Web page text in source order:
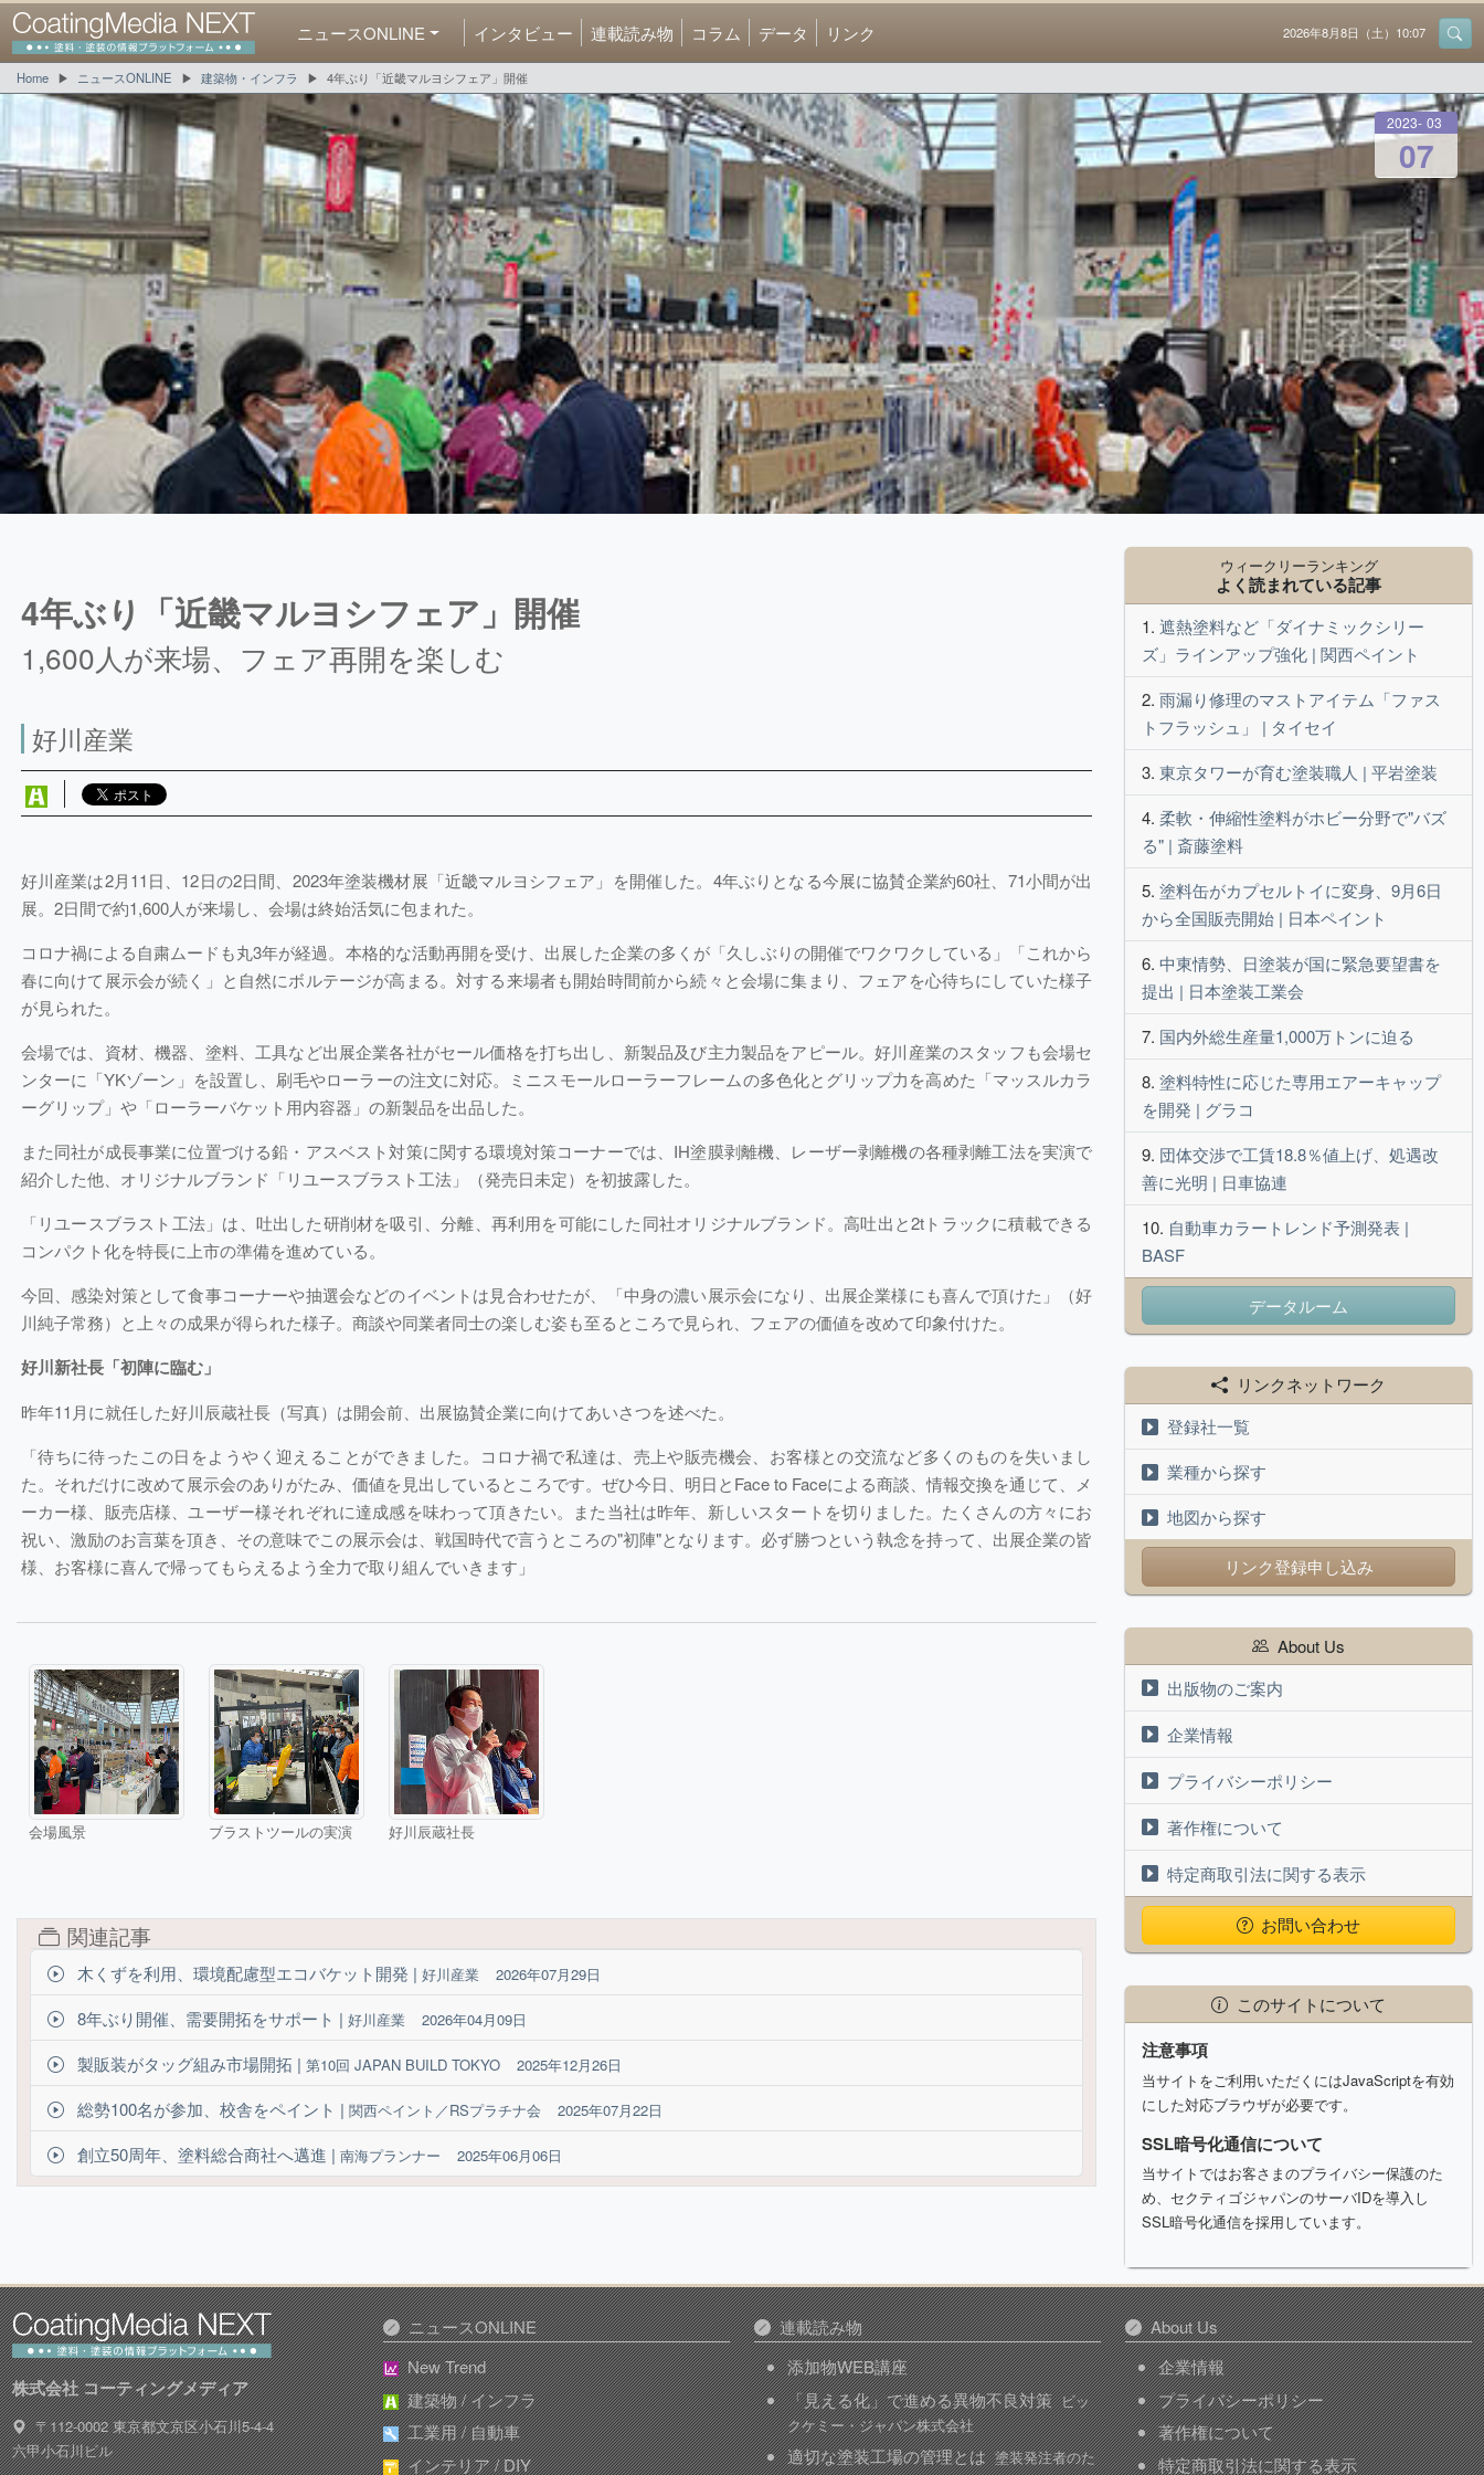
ニュースONLINE インタビュー 連載読み物 コラム データ リンク 2026年8月8日（土）10:07
Home ニュースONLINE 建築物・インフラ 4年ぶり「近畿マルヨシフェア」開催
2023 - 03
07
4年ぶり「近畿マルヨシフェア」開催
1,600人が来場、フェア再開を楽しむ
好川産業
好川産業は2月11日、12日の2日間、2023年塗装機材展「近畿マルヨシフェア」を開催した。4年ぶりとなる今展に協賛企業約60社、71小間が出
展。2日間で約1,600人が来場し、会場は終始活気に包まれた。
コロナ禍による自粛ムードも丸3年が経過。本格的な活動再開を受け、出展した企業の多くが「久しぶりの開催でワクワクしている」「これから
春に向けて展示会が続く」と自然にボルテージが高まる。対する来場者も開始時間前から続々と会場に集まり、フェアを心待ちにしていた様子
が見られた。
会場では、資材、機器、塗料、工具など出展企業各社がセール価格を打ち出し、新製品及び主力製品をアピール。好川産業のスタッフも会場セ
ンターに「YKゾーン」を設置し、刷毛やローラーの注文に対応。ミニスモールローラーフレームの多色化とグリップ力を高めた「マッスルカラ
ーグリップ」や「ローラーバケット用内容器」の新製品を出品した。
また同社が成長事業に位置づける鉛・アスベスト対策に関する環境対策コーナーでは、IH塗膜剥離機、レーザー剥離機の各種剥離工法を実演で
紹介した他、オリジナルブランド「リユースブラスト工法」（発売日未定）を初披露した。
「リユースブラスト工法」は、吐出した研削材を吸引、分離、再利用を可能にした同社オリジナルブランド。高吐出と2tトラックに積載できる
コンパクト化を特長に上市の準備を進めている。
今回、感染対策として食事コーナーや抽選会などのイベントは見合わせたが、「中身の濃い展示会になり、出展企業様にも喜んで頂けた」（好
川純子常務）と上々の成果が得られた様子。商談や同業者同士の楽しむ姿も至るところで見られ、フェアの価値を改めて印象付けた。
好川新社長「初陣に臨む」
昨年11月に就任した好川辰蔵社長（写真）は開会前、出展協賛企業に向けてあいさつを述べた。
「待ちに待ったこの日をようやく迎えることができました。コロナ禍で私達は、売上や販売機会、お客様との交流など多くのものを失いまし
た。それだけに改めて展示会のありがたみ、価値を見出しているところです。ぜひ今日、明日とFace to Faceによる商談、情報交換を通じて、メ
ーカー様、販売店様、ユーザー様それぞれに達成感を味わって頂きたい。また当社は昨年、新しいスタートを切りました。たくさんの方々にお
祝い、激励のお言葉を頂き、その意味でこの展示会は、戦国時代で言うところの"初陣"となります。必ず勝つという執念を持って、出展企業の皆
様、お客様に喜んで帰ってもらえるよう全力で取り組んでいきます」
会場風景 ブラストツールの実演 好川辰蔵社長
関連記事
木くずを利用、環境配慮型エコバケット開発 | 好川産業 2026年07月29日
8年ぶり開催、需要開拓をサポート | 好川産業 2026年04月09日
製販装がタッグ組み市場開拓 | 第10回 JAPAN BUILD TOKYO 2025年12月26日
総勢100名が参加、校舎をペイント | 関西ペイント／RSプラチナ会 2025年07月22日
創立50周年、塗料総合商社へ邁進 | 南海プランナー 2025年06月06日
ウィークリーランキング
よく読まれている記事
遮熱塗料など「ダイナミックシリー
ズ」ラインアップ強化 | 関西ペイント
雨漏り修理のマストアイテム「ファス
トフラッシュ」 | タイセイ
東京タワーが育む塗装職人 | 平岩塗装
柔軟・伸縮性塗料がホビー分野で"バズ
る" | 斎藤塗料
塗料缶がカプセルトイに変身、9月6日
から全国販売開始 | 日本ペイント
中東情勢、日塗装が国に緊急要望書を
提出 | 日本塗装工業会
国内外総生産量1,000万トンに迫る
塗料特性に応じた専用エアーキャップ
を開発 | グラコ
団体交渉で工賃18.8％値上げ、処遇改
善に光明 | 日車協連
自動車カラートレンド予測発表 |
BASF
データルーム
リンクネットワーク
登録社一覧
業種から探す
地図から探す
リンク登録申し込み
About Us
出版物のご案内
企業情報
プライバシーポリシー
著作権について
特定商取引法に関する表示
お問い合わせ
このサイトについて
注意事項
当サイトをご利用いただくにはJavaScriptを有効
にした対応ブラウザが必要です。
SSL暗号化通信について
当サイトではお客さまのプライバシー保護のた
め、セクティゴジャパンのサーバIDを導入し
SSL暗号化通信を採用しています。
株式会社 コーティングメディア
〒112-0002 東京都文京区小石川5-4-4
六甲小石川ビル
ニュースONLINE
New Trend
建築物 / インフラ
工業用 / 自動車
インテリア / DIY
連載読み物
添加物WEB講座
「見える化」で進める異物不良対策 ビッ
クケミー・ジャパン株式会社
適切な塗装工場の管理とは 塗装発注者のた
About Us
企業情報
プライバシーポリシー
著作権について
特定商取引法に関する表示